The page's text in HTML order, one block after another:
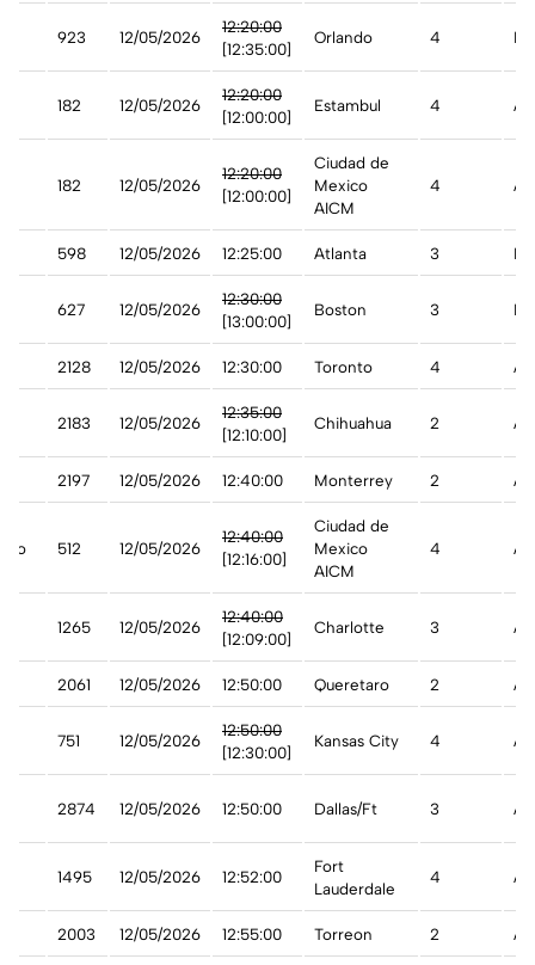
923 12/05/2026
12:20:00
[12:35:00]
Orlando 4
182 12/05/2026
12:20:00
[12:00:00]
Estambul 4
182 12/05/2026
12:20:00
[12:00:00]
Ciudad de
Mexico
AICM
4
598 12/05/2026 12:25:00 Atlanta 3
627 12/05/2026
12:30:00
[13:00:00]
Boston 3
2128 12/05/2026 12:30:00 Toronto 4 A
2183 12/05/2026
12:35:00
[12:10:00]
Chihuahua 2
2197 12/05/2026 12:40:00 Monterrey 2 A
512 12/05/2026
12:40:00
[12:16:00]
Ciudad de
Mexico
AICM
4
1265 12/05/2026
12:40:00
[12:09:00]
Charlotte 3
2061 12/05/2026 12:50:00 Queretaro 2 A
751 12/05/2026
12:50:00
[12:30:00]
Kansas City 4
2874 12/05/2026 12:50:00 Dallas/Ft 3 A
1495 12/05/2026 12:52:00
Fort
Lauderdale
4 A
2003 12/05/2026 12:55:00 Torreon 2 A